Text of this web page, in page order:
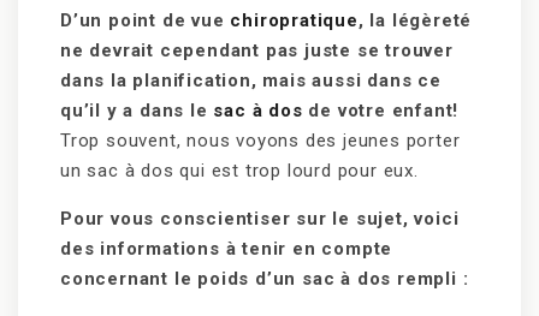
D’un point de vue chiropratique, la légèreté
ne devrait cependant pas juste se trouver
dans la planification, mais aussi dans ce
qu’il y a dans le sac à dos de votre enfant!
Trop souvent, nous voyons des jeunes porter
un sac à dos qui est trop lourd pour eux.
Pour vous conscientiser sur le sujet, voici
des informations à tenir en compte
concernant le poids d’un sac à dos rempli :